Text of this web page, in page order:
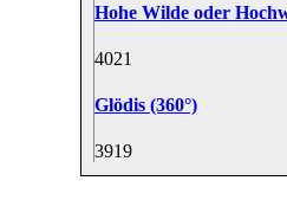
Hohe Wilde oder
4021
Glödis (360°)
3919